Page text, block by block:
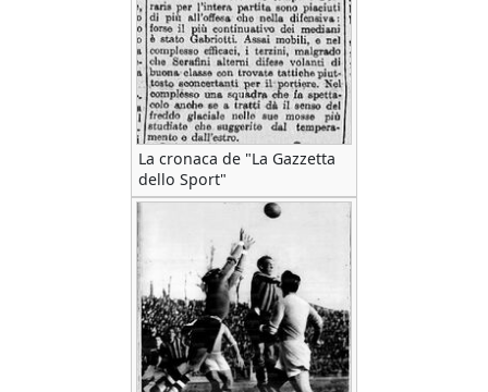
La cronaca de "La Gazzetta
dello Sport"